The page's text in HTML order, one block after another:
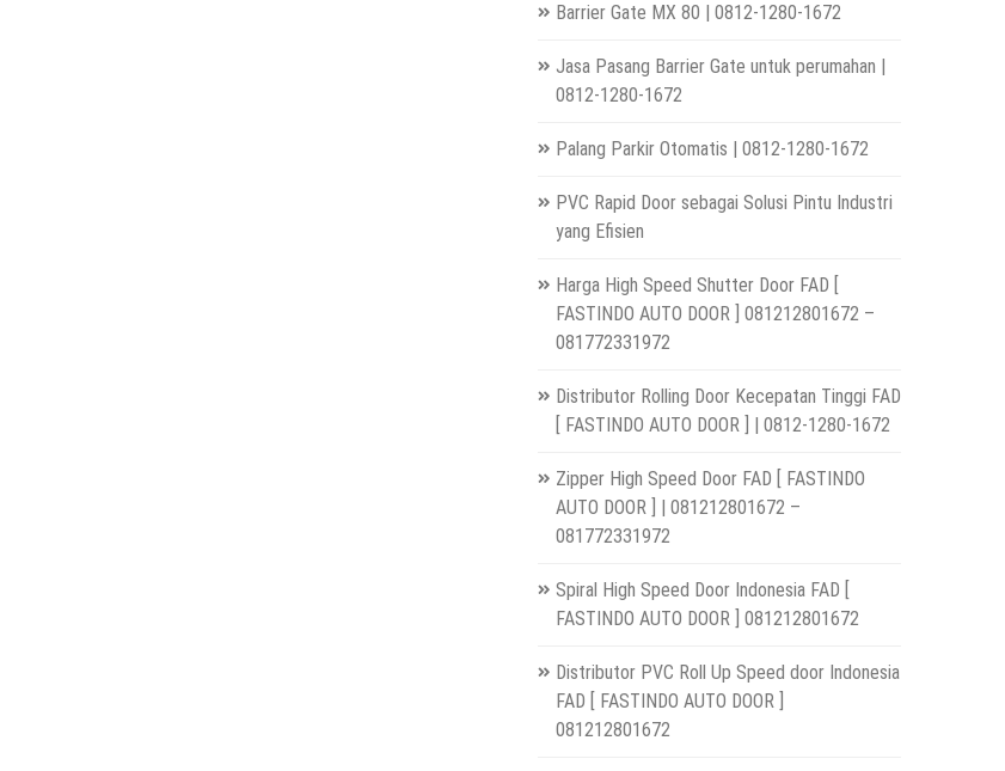
Barrier Gate MX 80 | 0812-1280-1672
Jasa Pasang Barrier Gate untuk perumahan |
0812-1280-1672
Palang Parkir Otomatis | 0812-1280-1672
PVC Rapid Door sebagai Solusi Pintu Industri
yang Efisien
Harga High Speed Shutter Door FAD [
FASTINDO AUTO DOOR ] 081212801672 –
081772331972
Distributor Rolling Door Kecepatan Tinggi FAD
[ FASTINDO AUTO DOOR ] | 0812-1280-1672
Zipper High Speed Door FAD [ FASTINDO
AUTO DOOR ] | 081212801672 –
081772331972
Spiral High Speed Door Indonesia FAD [
FASTINDO AUTO DOOR ] 081212801672
Distributor PVC Roll Up Speed door Indonesia
FAD [ FASTINDO AUTO DOOR ]
081212801672